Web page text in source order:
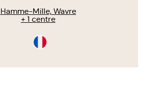
Hamme-Mille, Wavre
+ 1 centre
Consultation
en